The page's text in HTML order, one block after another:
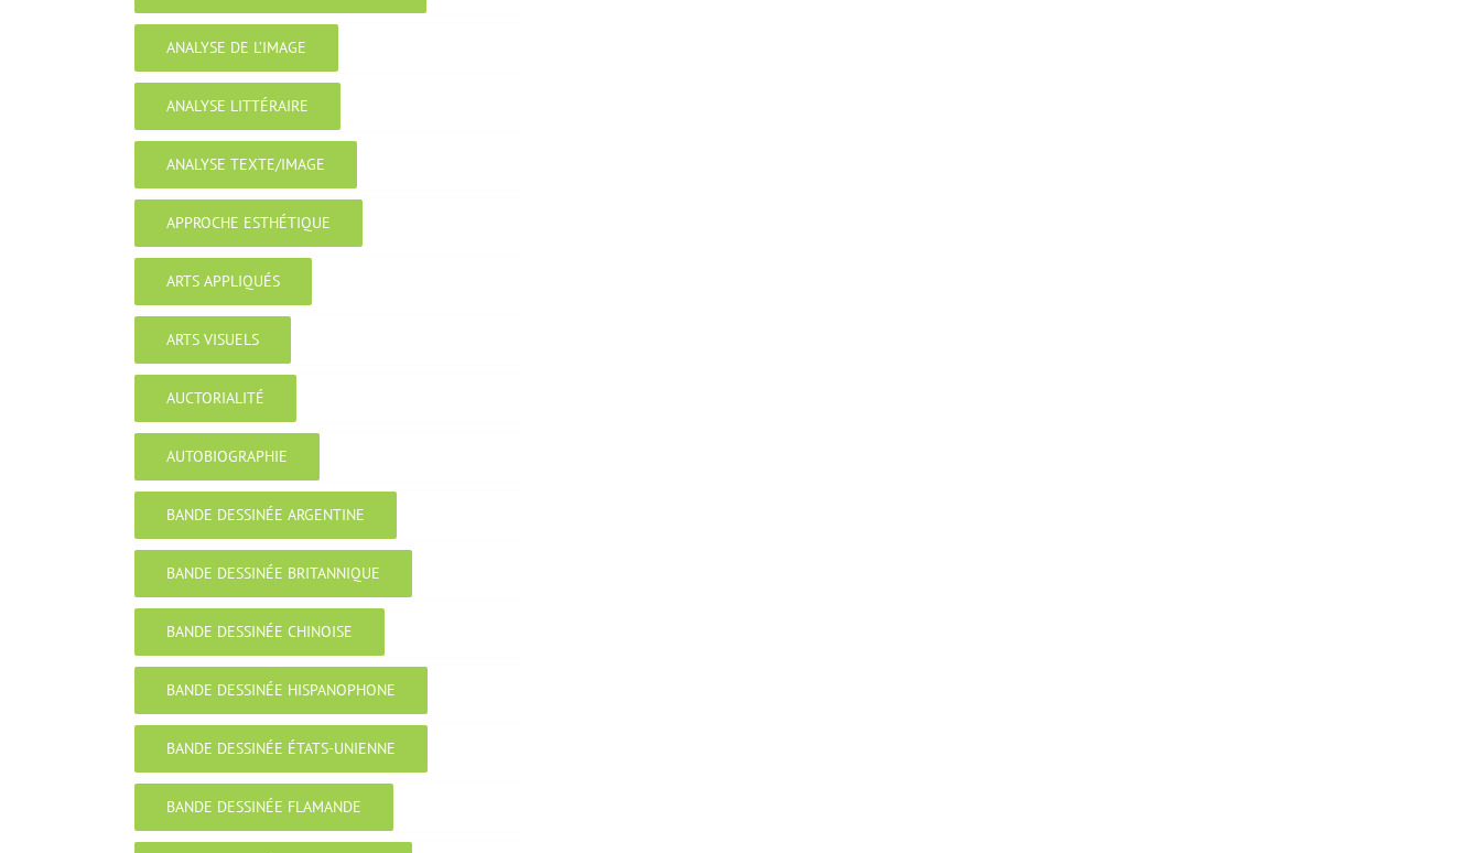
ANALYSE DE L’IMAGE
ANALYSE LITTÉRAIRE
ANALYSE TEXTE/IMAGE
APPROCHE ESTHÉTIQUE
ARTS APPLIQUÉS
ARTS VISUELS
AUCTORIALITÉ
AUTOBIOGRAPHIE
BANDE DESSINÉE ARGENTINE
BANDE DESSINÉE BRITANNIQUE
BANDE DESSINÉE CHINOISE
BANDE DESSINÉE HISPANOPHONE
BANDE DESSINÉE ÉTATS-UNIENNE
BANDE DESSINÉE FLAMANDE